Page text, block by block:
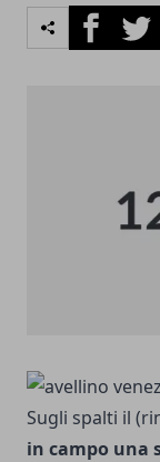
Facebook
Sugli spalti il
in campo una